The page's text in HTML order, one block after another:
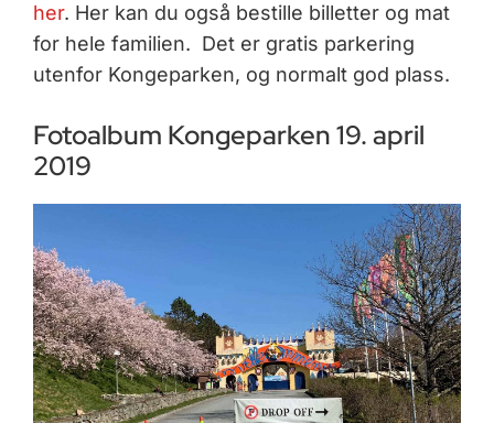
her. Her kan du også bestille billetter og mat
for hele familien. Det er gratis parkering
utenfor Kongeparken, og normalt god plass.
Fotoalbum Kongeparken 19. april
2019